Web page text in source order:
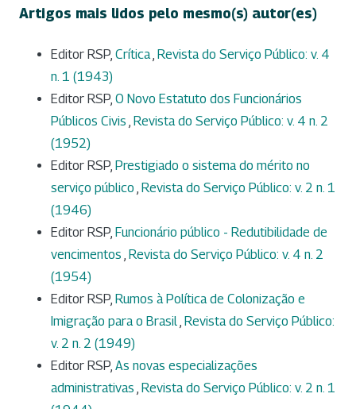
Artigos mais lidos pelo mesmo(s) autor(es)
Editor RSP, Crítica, Revista do Serviço Público: v. 4
n. 1 (1943)
Editor RSP, O Novo Estatuto dos Funcionários
Públicos Civis , Revista do Serviço Público: v. 4 n. 2
(1952)
Editor RSP, Prestigiado o sistema do mérito no
serviço público , Revista do Serviço Público: v. 2 n. 1
(1946)
Editor RSP, Funcionário público - Redutibilidade de
vencimentos , Revista do Serviço Público: v. 4 n. 2
(1954)
Editor RSP, Rumos à Política de Colonização e
Imigração para o Brasil, Revista do Serviço Público:
v. 2 n. 2 (1949)
Editor RSP, As novas especializações
administrativas , Revista do Serviço Público: v. 2 n. 1